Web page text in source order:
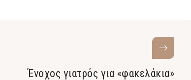
Ένοχος γιατρός για «φακελάκια»